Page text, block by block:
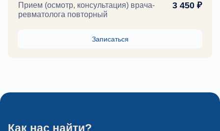
Прием (осмотр, консультация) врача-
ревматолога повторный
3 450 ₽
Записаться
Как нас найти?